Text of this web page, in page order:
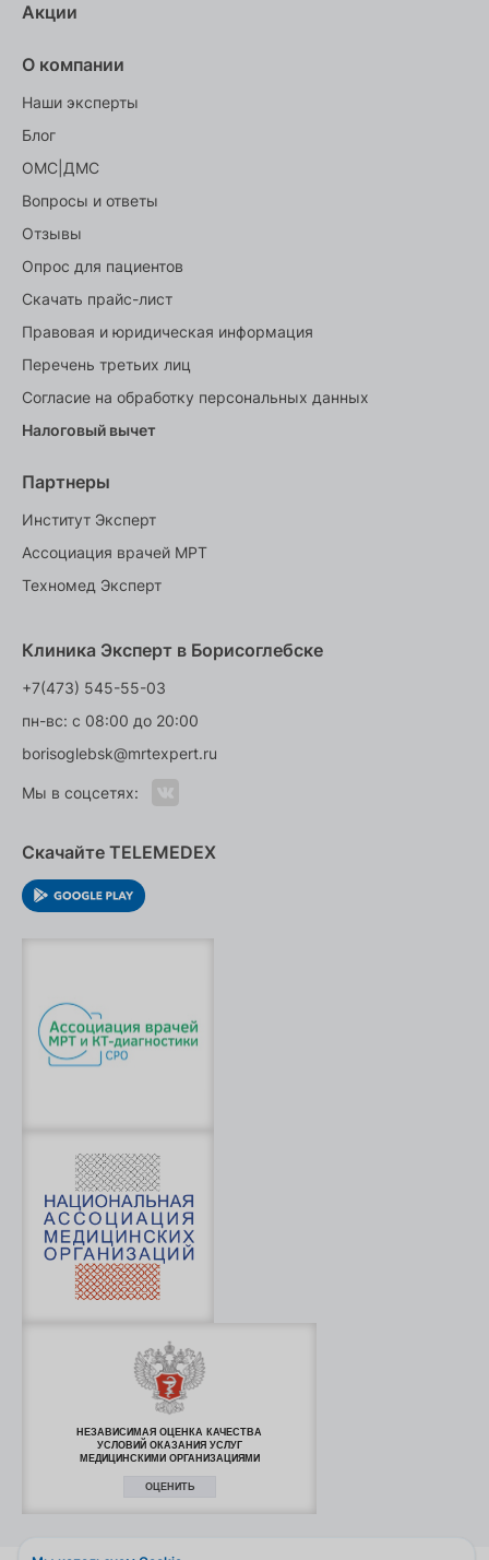
Акции
О компании
Наши эксперты
Блог
ОМС|ДМС
Вопросы и ответы
Отзывы
Опрос для пациентов
Скачать прайс-лист
Правовая и юридическая информация
Перечень третьих лиц
Согласие на обработку персональных данных
Налоговый вычет
Партнеры
Институт Эксперт
Ассоциация врачей МРТ
Техномед Эксперт
Клиника Эксперт в Борисоглебске
+7(473) 545-55-03
пн-вс: с 08:00 до 20:00
borisoglebsk@mrtexpert.ru
Мы в соцсетях:
Скачайте TELEMEDEX
НЕЗАВИСИМАЯ ОЦЕНКА КАЧЕСТВА
УСЛОВИЙ ОКАЗАНИЯ УСЛУГ
МЕДИЦИНСКИМИ ОРГАНИЗАЦИЯМИ
ОЦЕНИТЬ